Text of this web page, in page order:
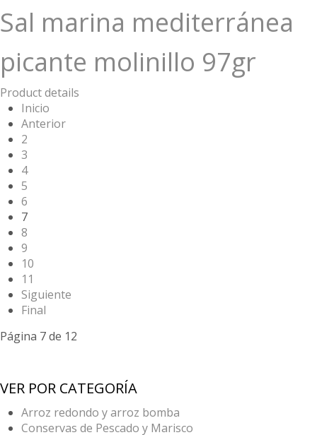
Sal marina mediterránea
picante molinillo 97gr
Product details
Inicio
Anterior
2
3
4
5
6
7
8
9
10
11
Siguiente
Final
Página 7 de 12
VER POR CATEGORÍA
Arroz redondo y arroz bomba
Conservas de Pescado y Marisco